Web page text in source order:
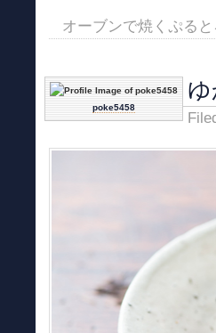
オーブンで焼くぷる
poke5458